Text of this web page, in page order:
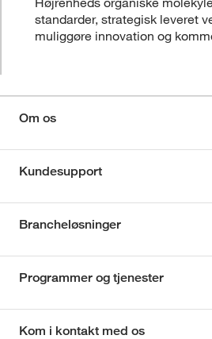
standarder, strategisk leveret
muliggøre innovation og
Om os
Kundesupport
Brancheløsninger
Programmer og tjenester
Kom i kontakt med os